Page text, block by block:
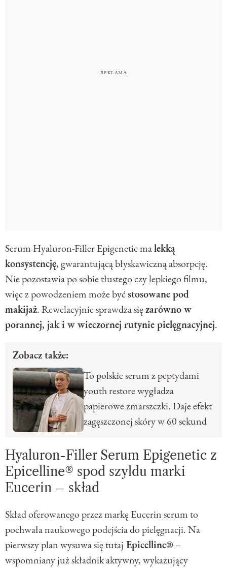
Serum Hyaluron-Filler Epigenetic malekką
konsystencję, gwarantującą błyskawiczną absorpcję.
Nie pozostawia po sobie tłustego czy lepkiego filmu,
więc z powodzeniem może byćstosowane pod
makijaż. Rewelacyjnie sprawdza sięzarówno w
porannej, jak i w wieczornej rutynie pielęgnacyjnej.
Zobacz także:
To polskie serum z peptydami
youth restore wygładza
papierowe zmarszczki. Daje efekt
zagęszczonej skóry w 60 sekund
Hyaluron-Filler Serum Epigenetic z
Epicelline® spod szyldu marki
Eucerin – skład
Skład oferowanego przez markę Eucerin serum to
pochwała naukowego podejścia do pielęgnacji. Na
pierwszy plan wysuwa się tutaj Epicelline® –
wspomniany już składnik aktywny, wykazujący